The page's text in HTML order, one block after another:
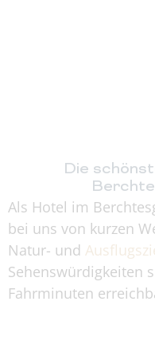
Die
Als Hotel im
bei uns von kurzen
Natur- und
Sehenswürdigkeiten
Fahrminuten